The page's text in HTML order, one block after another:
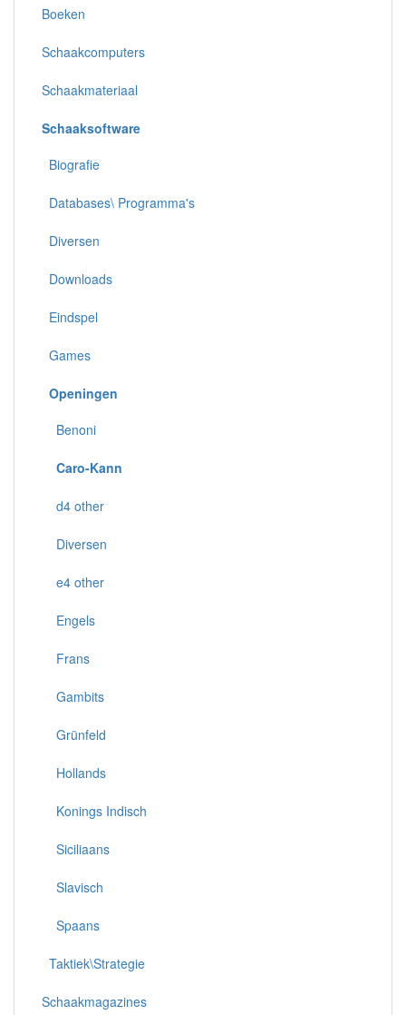
Boeken
Schaakcomputers
Schaakmateriaal
Schaaksoftware
Biografie
Databases\ Programma's
Diversen
Downloads
Eindspel
Games
Openingen
Benoni
Caro-Kann
d4 other
Diversen
e4 other
Engels
Frans
Gambits
Grünfeld
Hollands
Konings Indisch
Siciliaans
Slavisch
Spaans
Taktiek\Strategie
Schaakmagazines